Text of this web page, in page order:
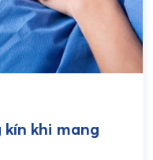
kín khi mang